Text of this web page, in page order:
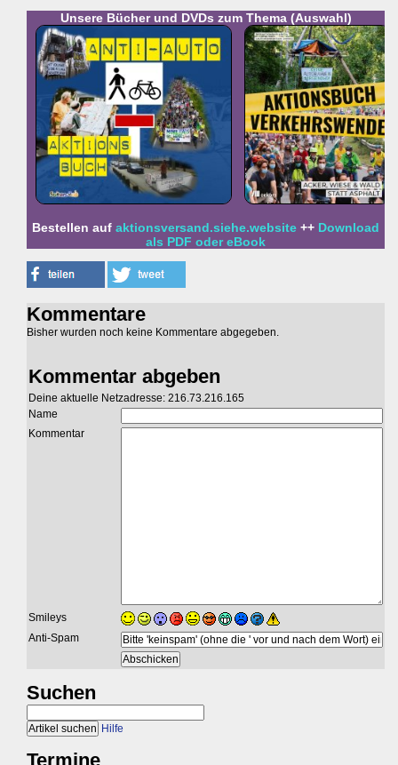
Unsere Bücher und DVDs zum Thema (Auswahl)
Bestellen aufaktionsversand.siehe.website ++ Download
als PDF oder eBook
Kommentare
Bisher wurden noch keine Kommentare abgegeben.
Kommentar abgeben
Deine aktuelle Netzadresse: 216.73.216.165
Name
Kommentar
Smileys
Anti-Spam
Suchen
Hilfe
Termine